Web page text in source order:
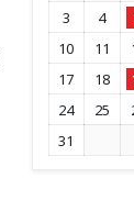
3
4
10
11
17
18
24
25
31